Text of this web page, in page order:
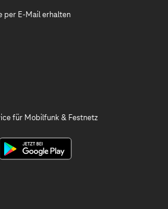
per E-Mail erhalten
für Mobilfunk & Festnetz